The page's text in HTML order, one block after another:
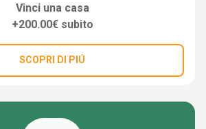
Vinci una casa
+200.00€ subito
SCOPRI DI PIÚ